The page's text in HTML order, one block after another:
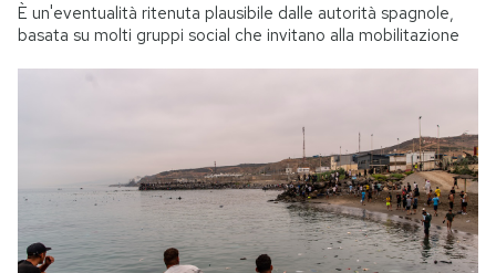
È un'eventualità ritenuta plausibile dalle autorità spagnole,
basata su molti gruppi social che invitano alla mobilitazione